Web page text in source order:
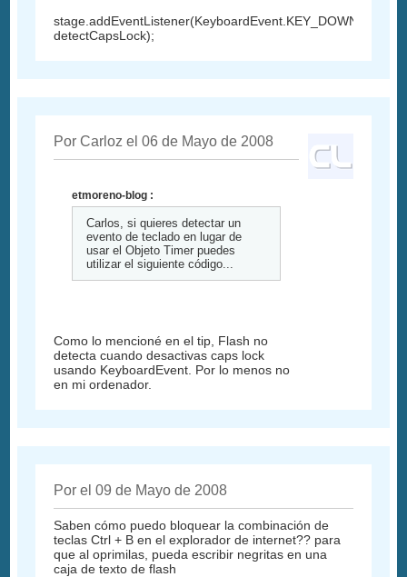
stage.addEventListener(KeyboardEvent.KEY_DOWN,
detectCapsLock);
Por Carloz el 06 de Mayo de 2008
etmoreno-blog :
Carlos, si quieres detectar un
evento de teclado en lugar de
usar el Objeto Timer puedes
utilizar el siguiente código...
Como lo mencioné en el tip, Flash no
detecta cuando desactivas caps lock
usando KeyboardEvent. Por lo menos no
en mi ordenador.
Por el 09 de Mayo de 2008
Saben cómo puedo bloquear la combinación de
teclas Ctrl + B en el explorador de internet?? para
que al oprimilas, pueda escribir negritas en una
caja de texto de flash